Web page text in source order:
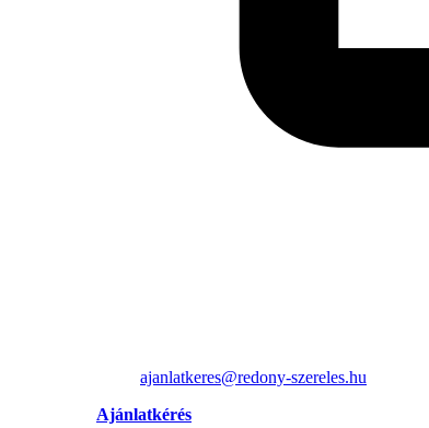
ajanlatkeres@redony-szereles.hu
Ajánlatkérés